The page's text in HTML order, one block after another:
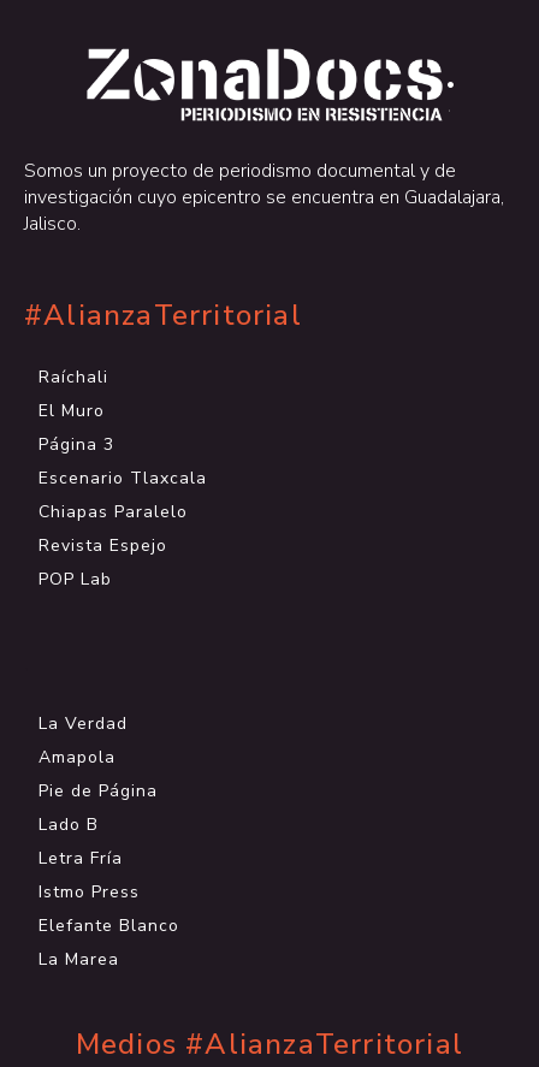
.
.
Somos un proyecto de periodismo documental y de
investigación cuyo epicentro se encuentra en Guadalajara,
Jalisco.
#AlianzaTerritorial
Raíchali
El Muro
Página 3
Escenario Tlaxcala
Chiapas Paralelo
Revista Espejo
POP Lab
La Verdad
Amapola
Pie de Página
Lado B
Letra Fría
Istmo Press
Elefante Blanco
La Marea
Medios #AlianzaTerritorial